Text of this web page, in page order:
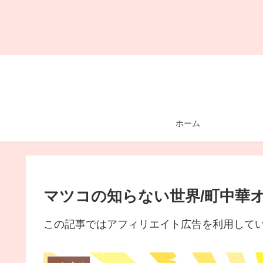
ホーム
マツコの知らない世界/町中華
この記事ではアフィリエイト広告を利用して